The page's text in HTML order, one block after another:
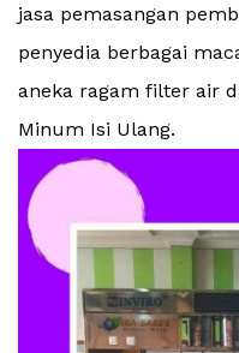
jasa pemasangan
penyedia berbagai
aneka ragam filter air
Minum Isi Ulang.